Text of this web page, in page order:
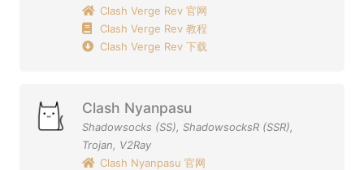
Clash Verge Rev 官网
Clash Verge Rev 教程
Clash Verge Rev 下载
Clash Nyanpasu
Shadowsocks (SS), ShadowsocksR (SSR),
Trojan, V2Ray
Clash Nyanpasu 官网